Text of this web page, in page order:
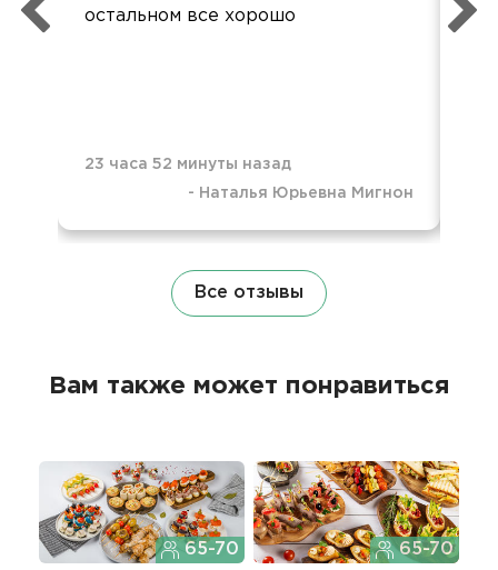
остальном все хорошо
23 часа 52 минуты назад
- Наталья Юрьевна Мигнон
Все отзывы
Вам также может понравиться
65-70 65-70